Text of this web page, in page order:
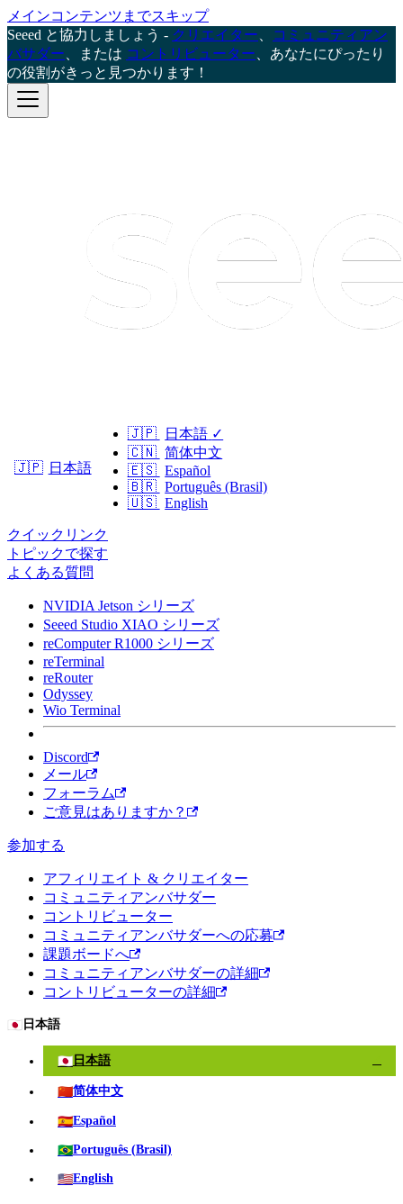
メインコンテンツまでスキップ
Seeed と協力しましょう - クリエイター
コミュニティアン
バサダー 、または コントリビューター 、あなたにぴったり
の役割がきっと見つかります！
🇯🇵 日本語
🇯🇵 日本語 ✓
🇨🇳 简体中文
🇪🇸 Español
🇧🇷 Português (Brasil)
🇺🇸 English
クイックリンク
トピックで探す
よくある質問
NVIDIA Jetson シリーズ
Seeed Studio XIAO シリーズ
reComputer R1000 シリーズ
reTerminal
reRouter
Odyssey
Wio Terminal
Discord
メール
フォーラム
ご意見はありますか？
参加する
アフィリエイト & クリエイター
コミュニティアンバサダー
コントリビューター
コミュニティアンバサダーへの応募
課題ボードへ
コミュニティアンバサダーの詳細
コントリビューターの詳細
🇯🇵 日本語
🇯🇵 日本語
🇨🇳简体中文
🇪🇸Español
🇧🇷Português (Brasil)
🇺🇸English